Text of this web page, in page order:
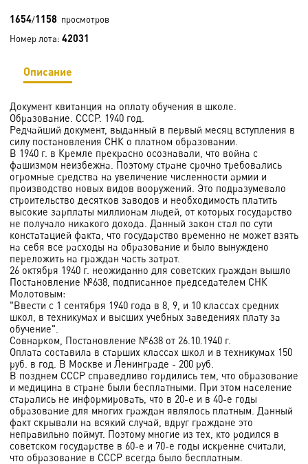
1654/1158 просмотров
Номер лота: 42031
Описание
Документ квитанция на оплату обучения в школе.
Образование. СССР. 1940 год.
Редчайший документ, выданный в первый месяц вступления в
силу постановления СНК о платном образовании.
В 1940 г. в Кремле прекрасно осознавали, что война с
фашизмом неизбежна. Поэтому стране срочно требовались
огромные средства на увеличение численности армии и
производство новых видов вооружений. Это подразумевало
строительство десятков заводов и необходимость платить
высокие зарплаты миллионам людей, от которых государство
не получало никакого дохода. Данный закон стал по сути
констатацией факта, что государство временно не может взять
на себя все расходы на образование и было вынуждено
переложить на граждан часть затрат.
26 октября 1940 г. неожиданно для советских граждан вышло
Постановление №638, подписанное председателем СНК
Молотовым:
"Ввести с 1 сентября 1940 года в 8, 9, и 10 классах средних
школ, в техникумах и высших учебных заведениях плату за
обучение".
Совнарком, Постановление №638 от 26.10.1940 г.
Оплата составила в старших классах школ и в техникумах 150
руб. в год. В Москве и Ленинграде - 200 руб.
В позднем СССР справедливо гордились тем, что образование
и медицина в стране были бесплатными. При этом население
старались не информировать, что в 20-е и в 40-е годы
образование для многих граждан являлось платным. Данный
факт скрывали на всякий случай, вдруг граждане это
неправильно поймут. Поэтому многие из тех, кто родился в
советском государстве в 60-е и 70-е годы искренне считали,
что образование в СССР всегда было бесплатным.